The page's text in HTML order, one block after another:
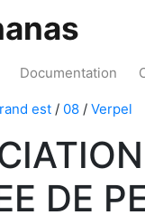
Documentation
est / 08 / Verpel
DE